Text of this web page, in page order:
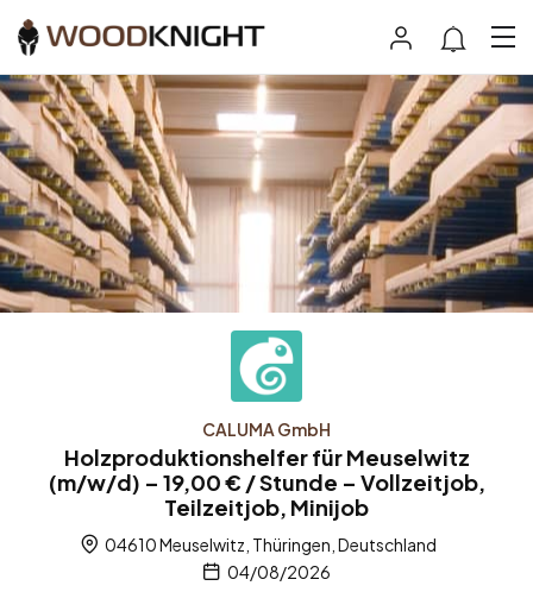
CALUMA GmbH
Holzproduktionshelfer für Meuselwitz
(m/w/d) – 19,00 € / Stunde – Vollzeitjob,
Teilzeitjob, Minijob
04610 Meuselwitz, Thüringen, Deutschland
04/08/2026